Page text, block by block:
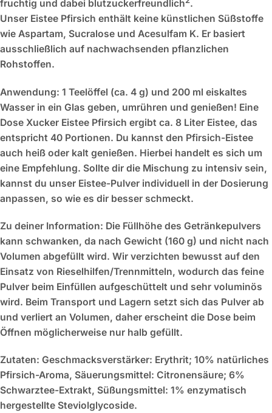
fruchtig und dabei blutzuckerfreundlich .
Unser Eistee Pfirsich enthält keine künstlichen Süßstoffe
wie Aspartam, Sucralose und Acesulfam K. Er basiert
ausschließlich auf nachwachsenden pflanzlichen
Rohstoffen.
Anwendung: 1 Teelöffel (ca. 4 g) und 200 ml eiskaltes
Wasser in ein Glas geben, umrühren und genießen! Eine
Dose Xucker Eistee Pfirsich ergibt ca. 8 Liter Eistee, das
entspricht 40 Portionen. Du kannst den Pfirsich-Eistee
auch heiß oder kalt genießen. Hierbei handelt es sich um
eine Empfehlung. Sollte dir die Mischung zu intensiv sein,
kannst du unser Eistee-Pulver individuell in der Dosierung
anpassen, so wie es dir besser schmeckt.
Zu deiner Information: Die Füllhöhe des Getränkepulvers
kann schwanken, da nach Gewicht (160 g) und nicht nach
Volumen abgefüllt wird. Wir verzichten bewusst auf den
Einsatz von Rieselhilfen/Trennmitteln, wodurch das feine
Pulver beim Einfüllen aufgeschüttelt und sehr voluminös
wird. Beim Transport und Lagern setzt sich das Pulver ab
und verliert an Volumen, daher erscheint die Dose beim
Öffnen möglicherweise nur halb gefüllt.
Zutaten: Geschmacksverstärker: Erythrit; 10% natürliches
Pfirsich-Aroma, Säuerungsmittel: Citronensäure; 6%
Schwarztee-Extrakt, Süßungsmittel: 1% enzymatisch
hergestellte Steviolglycoside.